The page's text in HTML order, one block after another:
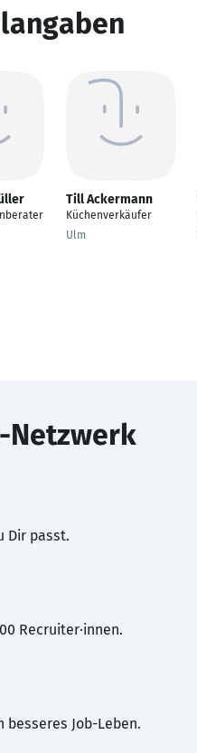
Till Ackermann
Küchenverkäufer
Ulm
Netzwerk
Dir passt.
Recruiter·innen.
Job-Leben.